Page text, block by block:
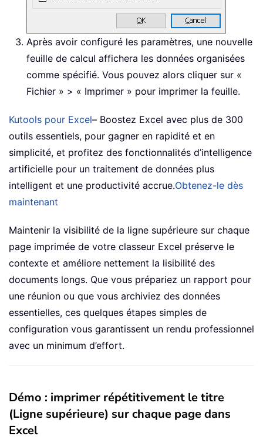
Après avoir configuré les paramètres, une nouvelle
feuille de calcul affichera les données organisées
comme spécifié. Vous pouvez alors cliquer sur «
Fichier » > « Imprimer » pour imprimer la feuille.
Kutools pour Excel– Boostez Excel avec plus de 300
outils essentiels, pour gagner en rapidité et en
simplicité, et profitez des fonctionnalités d’intelligence
artificielle pour un traitement de données plus
intelligent et une productivité accrue.Obtenez-le dès
maintenant
Maintenir la visibilité de la ligne supérieure sur chaque
page imprimée de votre classeur Excel préserve le
contexte et améliore nettement la lisibilité des
documents longs. Que vous prépariez un rapport pour
une réunion ou que vous archiviez des données
essentielles, ces quelques étapes simples de
configuration vous garantissent un rendu professionnel
avec un minimum d’effort.
Démo : imprimer répétitivement le titre
(Ligne supérieure) sur chaque page dans
Excel